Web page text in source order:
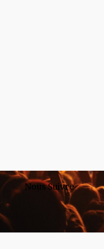
Nous Suivre